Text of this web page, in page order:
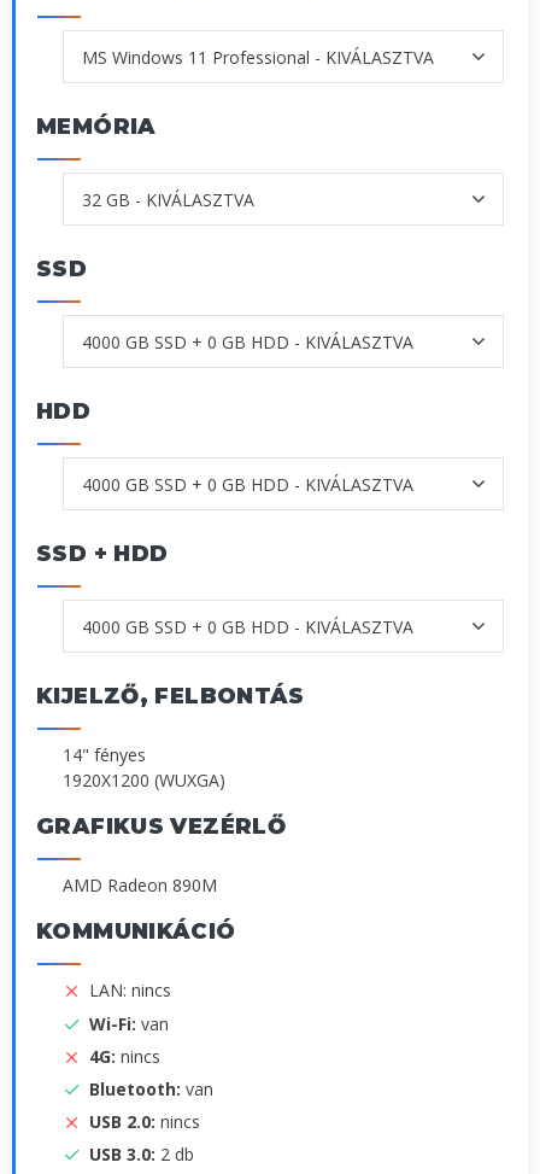
MEMÓRIA
SSD
HDD
SSD + HDD
KIJELZŐ, FELBONTÁS
14" fényes
1920X1200 (WUXGA)
GRAFIKUS VEZÉRLŐ
AMD Radeon 890M
KOMMUNIKÁCIÓ
LAN: nincs
Wi-Fi: van
4G: nincs
Bluetooth: van
USB 2.0: nincs
USB 3.0: 2 db